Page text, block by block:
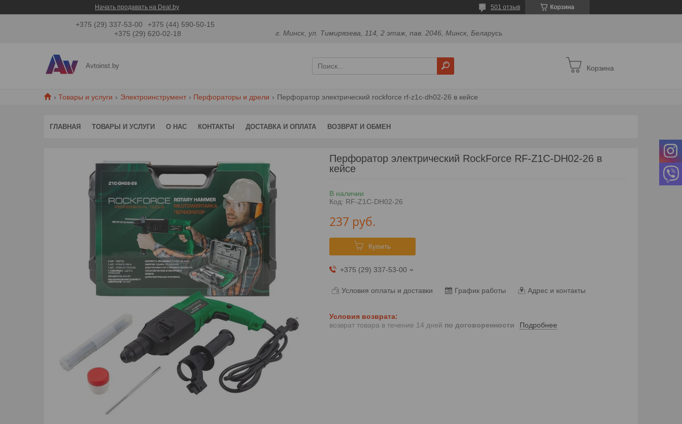
Начать продавать на Deal.by Корзина
501 отзыв
+375 (29) 337-53-00
+375 (44) 590-50-15
+375 (29) 620-02-18
г. Минск, ул. Тимирязева, 114, 2 этаж, пав. 2046, Минск, Беларусь
Avtoinst.by Корзина
Товары и услуги Электроинструмент Перфораторы и дрели Перфоратор электрический rockforce rf-z1c-dh02-26 в кейсе
ГЛАВНАЯ ТОВАРЫ И УСЛУГИ О НАС КОНТАКТЫ ДОСТАВКА И ОПЛАТА ВОЗВРАТ И ОБМЕН
Перфоратор электрический RockForce RF-Z1C-DH02-26 в
кейсе
В наличии
Код: RF-Z1C-DH02-26
237 руб.
Купить
+375 (29) 337-53-00
Условия оплаты и доставки График работы Адрес и контакты
возврат товара в течение 14 дней по договоренности Подробнее